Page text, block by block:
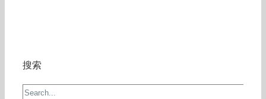
搜索
Search